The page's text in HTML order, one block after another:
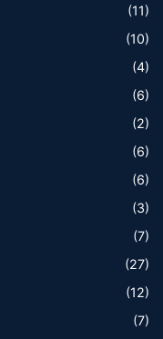
(11)
(10)
(4)
(6)
(2)
(6)
(6)
(3)
(7)
(27)
(12)
(7)